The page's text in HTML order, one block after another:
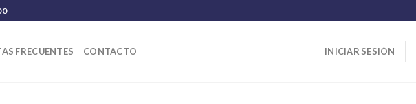
FRECUENTES CONTACTO INICIAR SESIÓN